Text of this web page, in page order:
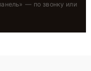
» — по звонку или